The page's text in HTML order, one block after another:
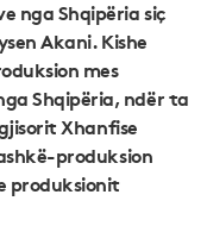
nga Shqipëria siç
Akani. Kishe
mes
Shqipëria, ndër ta
Xhanfise
produksion
produksionit